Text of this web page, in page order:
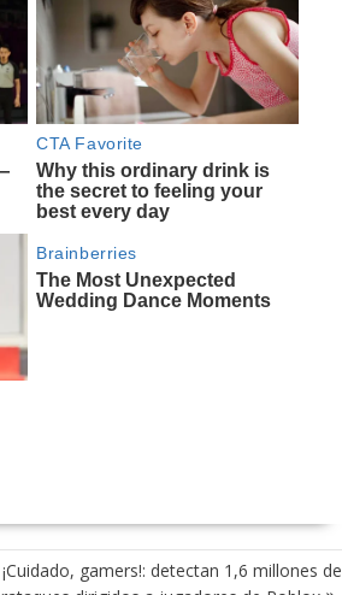
¡Cuidado, gamers!: detectan 1,6 millones de